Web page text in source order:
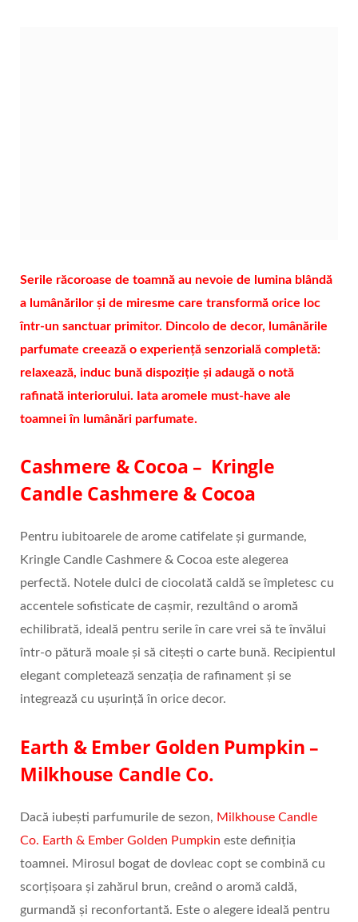
Serile răcoroase de toamnă au nevoie de lumina blândă
a lumânărilor și de miresme care transformă orice loc
într-un sanctuar primitor. Dincolo de decor, lumânările
parfumate creează o experiență senzorială completă:
relaxează, induc bună dispoziție și adaugă o notă
rafinată interiorului. Iata aromele must-have ale
toamnei în lumânări parfumate.
Cashmere & Cocoa – Kringle
Candle Cashmere & Cocoa
Pentru iubitoarele de arome catifelate și gurmande,
Kringle Candle Cashmere & Cocoa este alegerea
perfectă. Notele dulci de ciocolată caldă se împletesc cu
accentele sofisticate de cașmir, rezultând o aromă
echilibrată, ideală pentru serile în care vrei să te învălui
într-o pătură moale și să citești o carte bună. Recipientul
elegant completează senzația de rafinament și se
integrează cu ușurință în orice decor.
Earth & Ember Golden Pumpkin –
Milkhouse Candle Co.
Dacă iubești parfumurile de sezon, Milkhouse Candle
Co. Earth & Ember Golden Pumpkin este definiția
toamnei. Mirosul bogat de dovleac copt se combină cu
scorțișoara și zahărul brun, creând o aromă caldă,
gurmandă și reconfortantă. Este o alegere ideală pentru